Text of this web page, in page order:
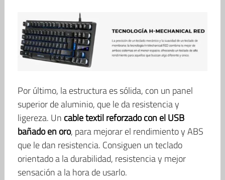
Por último, la estructura es sólida, con un panel
superior de aluminio, que le da resistencia y
ligereza. Un cable textil reforzado con el USB
bañado en oro, para mejorar el rendimiento y ABS
que le dan resistencia. Consiguen un teclado
orientado a la durabilidad, resistencia y mejor
sensación a la hora de usarlo.